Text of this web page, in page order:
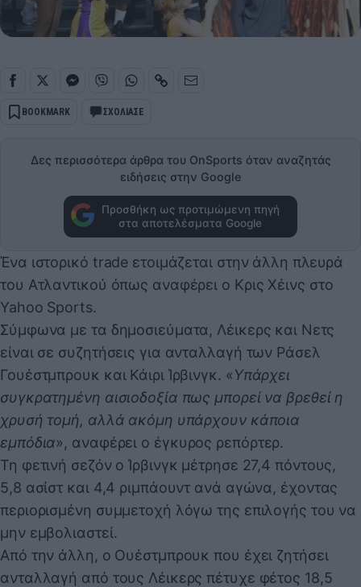
BOOKMARK ΣΧΟΛΙΑΣΕ
Δες περισσότερα άρθρα του OnSports όταν αναζητάς
ειδήσεις στην Google
Προσθήκη ως προτιμώμενη πηγή
στα αποτελέσματα Google
Ένα ιστορικό trade ετοιμάζεται στην άλλη πλευρά
του Ατλαντικού όπως αναφέρει ο Κρις Χέινς στο
Yahoo Sports.
Σύμφωνα με τα δημοσιεύματα, Λέικερς και Νετς
είναι σε συζητήσεις για ανταλλαγή των Ράσελ
Γουέστμπρουκ και Κάιρι Ίρβινγκ. «Υπάρχει
συγκρατημένη αισιοδοξία πως μπορεί να βρεθεί η
χρυσή τομή, αλλά ακόμη υπάρχουν κάποια
εμπόδια», αναφέρει ο έγκυρος ρεπόρτερ.
Τη φετινή σεζόν ο Ίρβινγκ μέτρησε 27,4 πόντους,
5,8 ασίστ και 4,4 ριμπάουντ ανά αγώνα, έχοντας
περιορισμένη συμμετοχή λόγω της επιλογής του να
μην εμβολιαστεί.
Από την άλλη, ο Ουέστμπρουκ που έχει ζητήσει
ανταλλαγή από τους Λέικερς πέτυχε φέτος 18,5